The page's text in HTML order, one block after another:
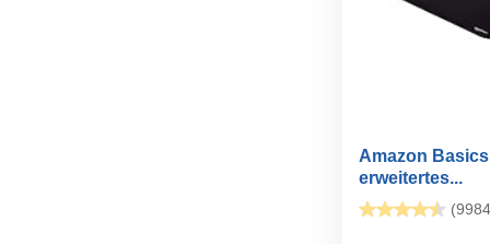
Amazon
erweitertes...